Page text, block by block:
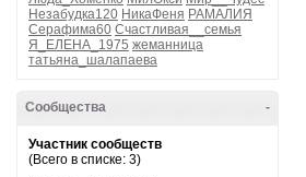
Незабудка120 НикаФеня РАМАЛИЯ
Серафима60 Счастливая__семья
Я_ЕЛЕНА_1975 жеманница
татьяна_шалапаева
-
Сообщества
Участник сообществ
(Всего в списке: 3)